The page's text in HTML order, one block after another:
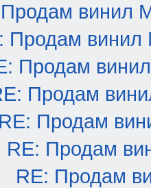
винил
Продам винил
Продам
Продам
RE: Продам
RE: Продам
RE: Продам